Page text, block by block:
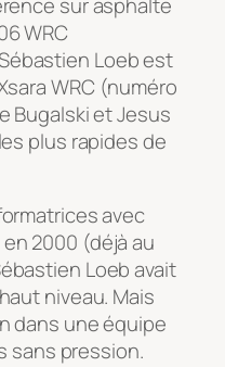
WRC
Loeb est
WRC (numéro
Bugalski et Jesus
plus rapides de
avec
2000 (déjà au
Loeb avait
niveau. Mais
dans une équipe
sans pression.